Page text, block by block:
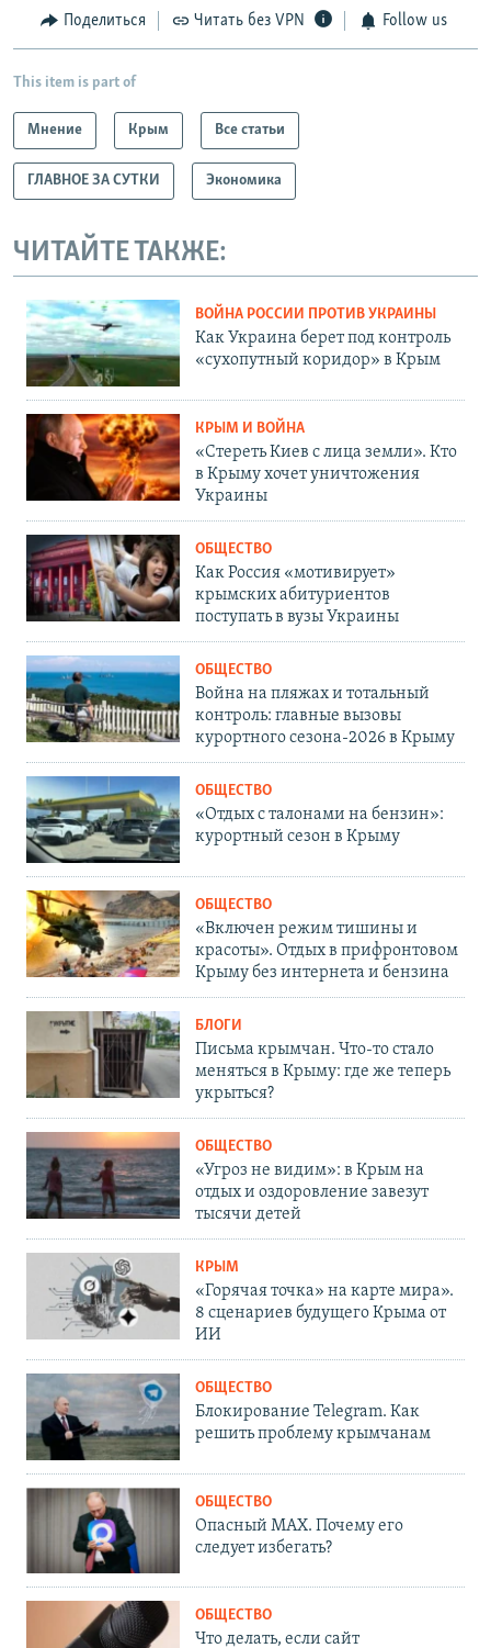
Поделиться Читать без VPN Follow us
This item is part of
Мнение Крым Все статьи
ГЛАВНОЕ ЗА СУТКИ Экономика
ЧИТАЙТЕ ТАКЖЕ:
ВОЙНА РОССИИ ПРОТИВ УКРАИНЫ
Как Украина берет под контроль
«сухопутный коридор» в Крым
КРЫМ И ВОЙНА
«Стереть Киев с лица земли». Кто
в Крыму хочет уничтожения
Украины
ОБЩЕСТВО
Как Россия «мотивирует»
крымских абитуриентов
поступать в вузы Украины
ОБЩЕСТВО
Война на пляжах и тотальный
контроль: главные вызовы
курортного сезона-2026 в Крыму
ОБЩЕСТВО
«Отдых с талонами на бензин»:
курортный сезон в Крыму
ОБЩЕСТВО
«Включен режим тишины и
красоты». Отдых в прифронтовом
Крыму без интернета и бензина
БЛОГИ
Письма крымчан. Что-то стало
меняться в Крыму: где же теперь
укрыться?
ОБЩЕСТВО
«Угроз не видим»: в Крым на
отдых и оздоровление завезут
тысячи детей
КРЫМ
«Горячая точка» на карте мира».
8 сценариев будущего Крыма от
ИИ
ОБЩЕСТВО
Блокирование Telegram. Как
решить проблему крымчанам
ОБЩЕСТВО
Опасный MAX. Почему его
следует избегать?
ОБЩЕСТВО
Что делать, если сайт